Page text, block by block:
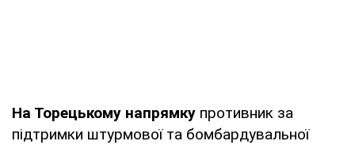
На Торецькому напрямку противник за
підтримки штурмової та бомбардувальної